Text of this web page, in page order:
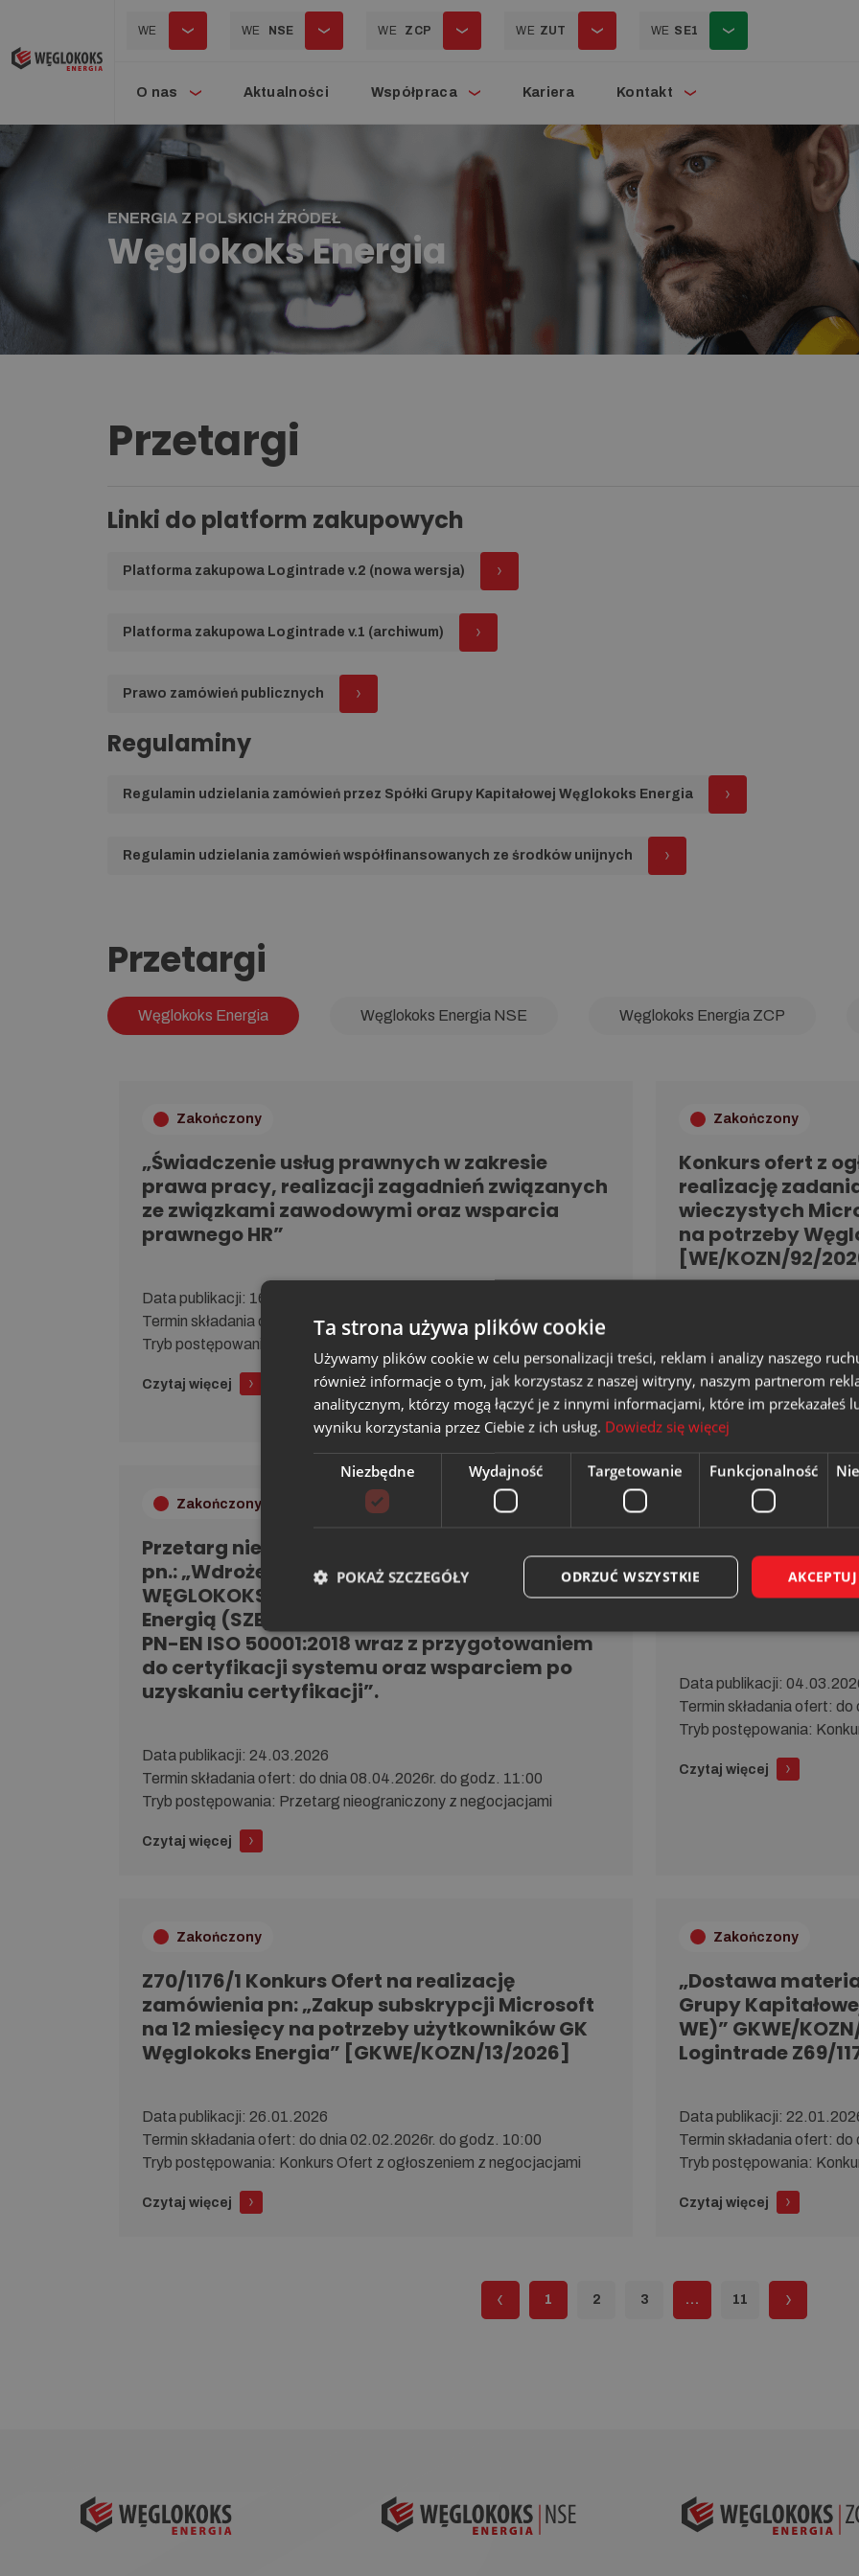
WE WE NSE WE ZCP WE ZUT WE SE1
O nas Aktualności Współpraca Kariera Kontakt
ENERGIA Z POLSKICH ŹRÓDEŁ
Węglokoks Energia
Przetargi
Linki do platform zakupowych
Platforma zakupowa Logintrade v.2 (nowa wersja)
Platforma zakupowa Logintrade v.1 (archiwum)
Prawo zamówień publicznych
Regulaminy
Regulamin udzielania zamówień przez Spółki Grupy Kapitałowej Węglokoks Energia
Regulamin udzielania zamówień współfinansowanych ze środków unijnych
Przetargi
Węglokoks Energia Węglokoks Energia NSE Węglokoks Energia ZCP
Zakończony
„Świadczenie usług prawnych w zakresie
prawa pracy, realizacji zagadnień związanych
ze związkami zawodowymi oraz wsparcia
prawnego HR”
Da­ta pu­bli­ka­cji: 16.06.2026
Ter­min skła­da­nia ofert: do dnia 19.06.2026r. do godz. 10:00
Tryb po­stę­po­wa­nia: Konkurs ofert z ogłoszeniem z negocjacjami
Czytaj więcej
Zakończony
Konkurs ofert z
realizację
wieczystych
na potrzeby
[WE/KOZN/92/
Ter­min skła­da­nia ofert:
Tryb po­stę­po­wa­nia:
Czytaj więcej
Zakończony
Przetarg nieograniczony na realizację zadania
pn.: „Wdrożenie w Grupie Kapitałowej
WĘGLOKOKS ENERGIA Systemu Zarządzania
Energią (SZE) zgodnie z wymaganiami normy
PN-EN ISO 50001:2018 wraz z przygotowaniem
do certyfikacji systemu oraz wsparciem po
uzyskaniu certyfikacji”.
Da­ta pu­bli­ka­cji: 24.03.2026
Ter­min skła­da­nia ofert: do dnia 08.04.2026r. do godz. 11:00
Tryb po­stę­po­wa­nia: Przetarg nieograniczony z negocjacjami
Czytaj więcej
Zakończony
„Szkolenie dla
udzielania
pracodawcę
Pracy”[GKWE/
Da­ta pu­bli­ka­cji:
Ter­min skła­da­nia ofert:
Tryb po­stę­po­wa­nia:
Czytaj więcej
Zakończony
Z70/1176/1 Konkurs Ofert na realizację
zamówienia pn: „Zakup subskrypcji Microsoft
na 12 miesięcy na potrzeby użytkowników GK
Węglokoks Energia” [GKWE/KOZN/13/2026]
Da­ta pu­bli­ka­cji: 26.01.2026
Ter­min skła­da­nia ofert: do dnia 02.02.2026r. do godz. 10:00
Tryb po­stę­po­wa­nia: Konkurs Ofert z ogłoszeniem z negocjacjami
Czytaj więcej
Zakończony
„Dostawa
Grupy Kapitałowej
WE)” GKWE/
Logintrade Z69/
Da­ta pu­bli­ka­cji:
Ter­min skła­da­nia ofert:
Tryb po­stę­po­wa­nia:
Czytaj więcej
1 2 3 … 11
Ta strona używa plików cookie
Używamy plików cookie w celu personalizacji treści, reklam i analizy naszego
również informacje o tym, jak korzystasz z naszej witryny, naszym partnerom
analitycznym, którzy mogą łączyć je z innymi informacjami, które im przekazałeś
wyniku korzystania przez Ciebie z ich usług. Dowiedz się więcej
Niezbędne Wydajność Targetowanie Funkcjonalność
ODRZUĆ WSZYSTKIE
POKAŻ SZCZEGÓŁY